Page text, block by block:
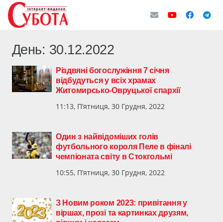
День: 30.12.2022
Різдвяні богослужіння 7 січня
відбудуться у всіх храмах
Житомирсько-Овруцької єпархії
11:13, П’ятниця, 30 Грудня, 2022
Один з найвідоміших голів
футбольного короля Пеле в фіналі
чемпіоната світу в Стокгольмі
10:55, П’ятниця, 30 Грудня, 2022
З Новим роком 2023: привітання у
віршах, прозі та картинках друзям,